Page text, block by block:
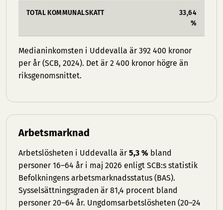
TOTAL KOMMUNALSKATT
33,64
%
Medianinkomsten i Uddevalla är 392 400 kronor
per år (SCB, 2024). Det är 2 400 kronor högre än
riksgenomsnittet.
Arbetsmarknad
Arbetslösheten i Uddevalla är 5,3 % bland
personer 16–64 år i maj 2026 enligt SCB:s statistik
Befolkningens arbetsmarknadsstatus (BAS).
Sysselsättningsgraden är 81,4 procent bland
personer 20–64 år. Ungdomsarbetslösheten (20–24